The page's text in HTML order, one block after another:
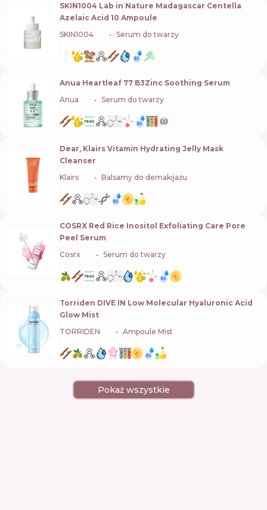
SKIN1004 Lab in Nature Madagascar Centella
Azelaic Acid 10 Ampoule
SKIN1004
Serum do twarzy
Anua Heartleaf 77 B3Zinc Soothing Serum
Anua
Serum do twarzy
Dear, Klairs Vitamin Hydrating Jelly Mask
Cleanser
Klairs
Balsamy do demakijażu
COSRX Red Rice Inositol Exfoliating Care Pore
Peel Serum
Cosrx
Serum do twarzy
Torriden DIVE IN Low Molecular Hyaluronic Acid
Glow Mist
TORRIDEN
Ampoule Mist
Pokaż wszystkie